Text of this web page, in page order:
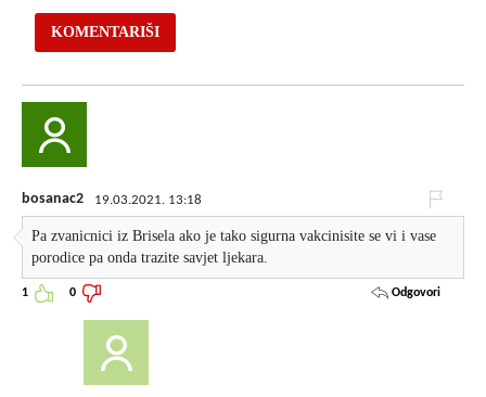
bosanac2 19.03.2021. 13:18
Pa zvanicnici iz Brisela ako je tako sigurna vakcinisite se vi i vase
porodice pa onda trazite savjet ljekara.
1 0 Odgovori